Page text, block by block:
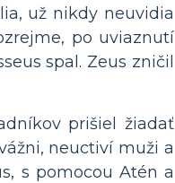
už nikdy neuvidia
po uviaznutí
spal. Zeus zničil
prišiel žiadať
neuctiví muži a
s pomocou Atén a